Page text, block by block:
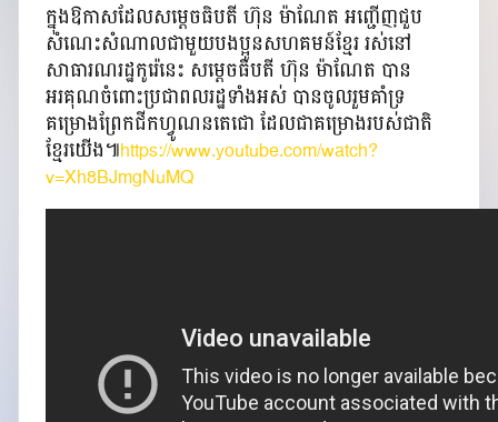
ក្នុងឱកាសដែលសម្តេចធិបតី ហ៊ុន ម៉ាណែត អញ្ជើញជួប
សំណេះសំណាលជាមួយបងប្អូនសហគមន៍ខ្មែរ រស់នៅ
សាធារណរដ្ឋកូរ៉េនេះ សម្តេចធិបតី ហ៊ុន ម៉ាណែត បាន
អរគុណចំពោះប្រជាពលរដ្ឋទាំងអស់ បានចូលរួមគាំទ្រ
គម្រោងព្រែកជីកហ្វូណនតេជោ ដែលជាគម្រោងរបស់ជាតិ
ខ្មែរយើង៕https://www.youtube.com/watch?
v=Xh8BJmgNuMQ